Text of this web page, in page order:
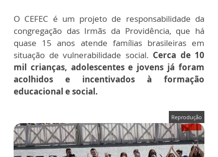
O CEFEC é um projeto de responsabilidade da
congregação das Irmãs da Providência, que há
quase 15 anos atende famílias brasileiras em
situação de vulnerabilidade social. Cerca de 10
mil crianças, adolescentes e jovens já foram
acolhidos e incentivados à formação
educacional e social.
Reprodução